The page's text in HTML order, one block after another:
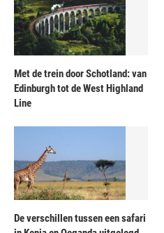
Met de trein door Schotland: van
Edinburgh tot de West Highland
Line
De verschillen tussen een safari